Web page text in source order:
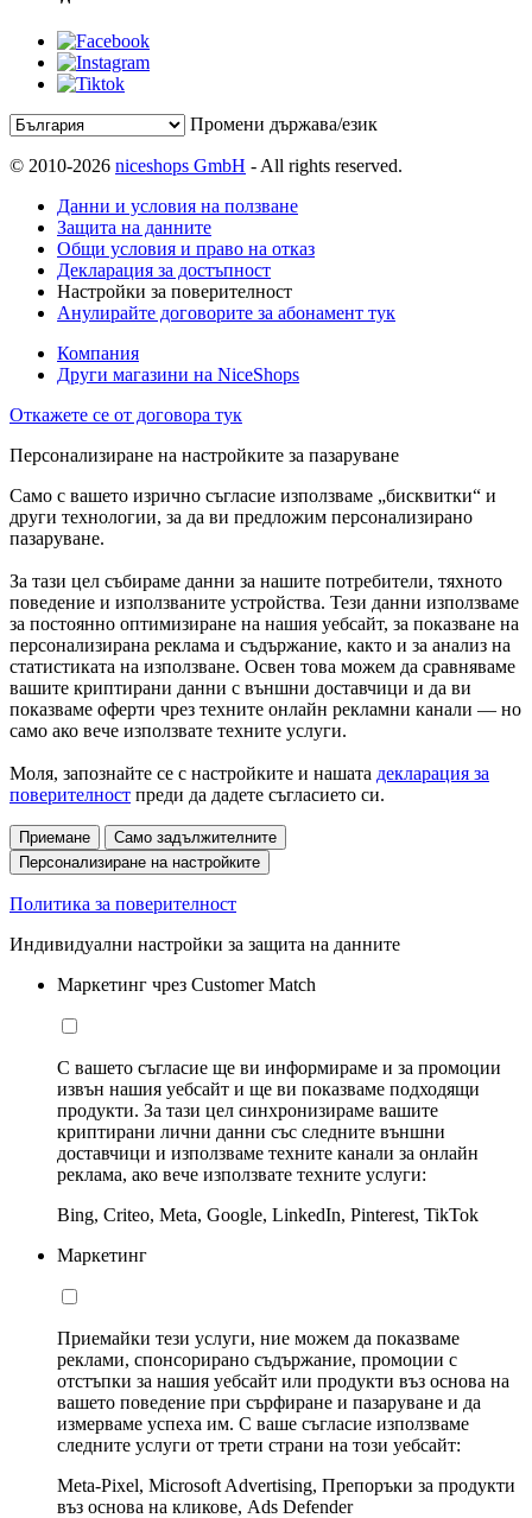
Промени държава/език
© 2010-2026 niceshops GmbH - All rights reserved.
Данни и условия на ползване
Защита на данните
Общи условия и право на отказ
Декларация за достъпност
Настройки за поверителност
Анулирайте договорите за абонамент тук
Компания
Други магазини на NiceShops
Откажете се от договора тук
Персонализиране на настройките за пазаруване
Само с вашето изрично съгласие използваме „бисквитки“ и
други технологии, за да ви предложим персонализирано
пазаруване.
За тази цел събираме данни за нашите потребители, тяхното
поведение и използваните устройства. Тези данни използваме
за постоянно оптимизиране на нашия уебсайт, за показване на
персонализирана реклама и съдържание, както и за анализ на
статистиката на използване. Освен това можем да сравняваме
вашите криптирани данни с външни доставчици и да ви
показваме оферти чрез техните онлайн рекламни канали — но
само ако вече използвате техните услуги.
Моля, запознайте се с настройките и нашата декларация за
поверителност преди да дадете съгласието си.
Приемане
Само задължителните
Персонализиране на настройките
Политика за поверителност
Индивидуални настройки за защита на данните
Маркетинг чрез Customer Match
С вашето съгласие ще ви информираме и за промоции
извън нашия уебсайт и ще ви показваме подходящи
продукти. За тази цел синхронизираме вашите
криптирани лични данни със следните външни
доставчици и използваме техните канали за онлайн
реклама, ако вече използвате техните услуги:
Bing, Criteo, Meta, Google, LinkedIn, Pinterest, TikTok
Маркетинг
Приемайки тези услуги, ние можем да показваме
реклами, спонсорирано съдържание, промоции с
отстъпки за нашия уебсайт или продукти въз основа на
вашето поведение при сърфиране и пазаруване и да
измерваме успеха им. С ваше съгласие използваме
следните услуги от трети страни на този уебсайт:
Meta-Pixel, Microsoft Advertising, Препоръки за продукти
въз основа на кликове, Ads Defender